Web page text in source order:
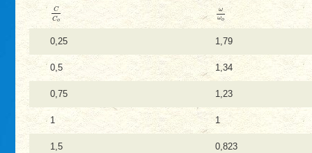
C
Co
CCo
ω
ωo
ωωo
0,25 1,79
0,5 1,34
0,75 1,23
1 1
1,5 0,823